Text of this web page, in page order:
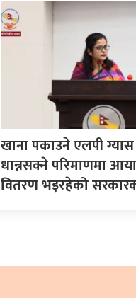
खाना पकाउने एलपी
धान्नसक्ने परिमाणमा
वितरण भइरहेको